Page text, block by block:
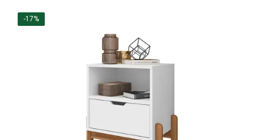
-17%